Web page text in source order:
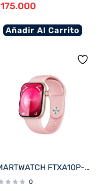
175.000
Añadir Al Carrito
SMARTWATCH FTXA10P-RGPK 48MM ROSE GOLD/ROSA ANDROID/IOS/BT/FREC. CARD
0